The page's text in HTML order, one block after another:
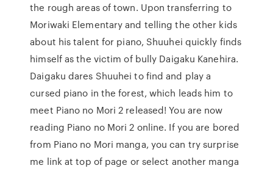
the rough areas of town. Upon transferring to
Moriwaki Elementary and telling the other kids
about his talent for piano, Shuuhei quickly finds
himself as the victim of bully Daigaku Kanehira.
Daigaku dares Shuuhei to find and play a
cursed piano in the forest, which leads him to
meet Piano no Mori 2 released! You are now
reading Piano no Mori 2 online. If you are bored
from Piano no Mori manga, you can try surprise
me link at top of page or select another manga